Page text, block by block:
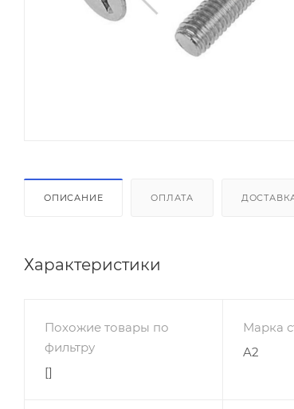
ОПИСАНИЕ ОПЛАТА
Характеристики
Похожие товары по
фильтру
[]
Марка
A2